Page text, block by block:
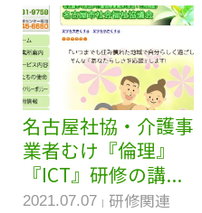
名古屋社協・介護事
業者むけ『倫理』
『ICT』研修の講...
2021.07.07 研修関連